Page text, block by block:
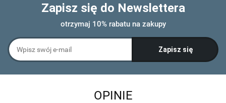
Zapisz się do Newslettera
otrzymaj 10% rabatu na zakupy
OPINIE